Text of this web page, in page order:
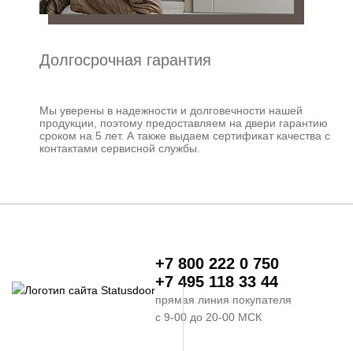
Долгосрочная гарантия
Мы уверены в надежности и долговечности нашей
продукции, поэтому предоставляем на двери гарантию
сроком на 5 лет. А также выдаем сертификат качества с
контактами сервисной службы.
+7 800 222 0 750
+7 495 118 33 44
прямая линия покупателя
с 9-00 до 20-00 МСК